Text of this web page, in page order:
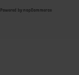
Powered by nopCommerce